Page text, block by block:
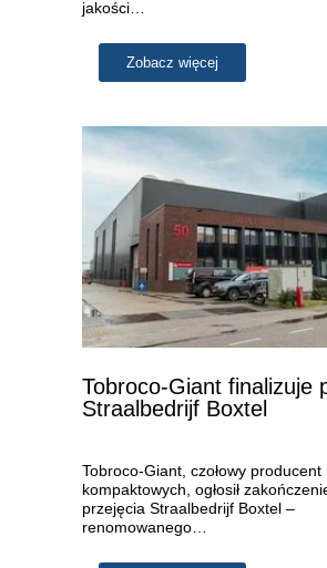
jakości…
Zobacz więcej
Tobroco-Giant finalizuje
Straalbedrijf Boxtel
Tobroco-Giant, czołowy producent
kompaktowych, ogłosił
przejęcia Straalbedrijf Boxtel –
renomowanego…